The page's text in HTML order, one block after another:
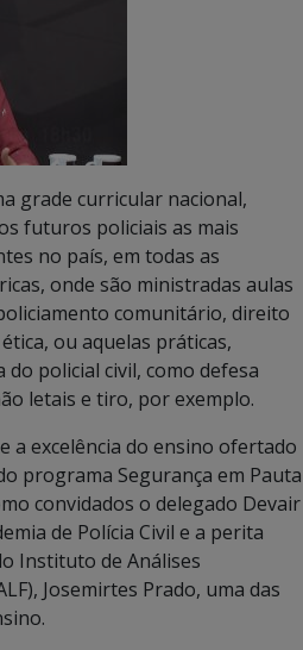
grade curricular nacional,
futuros policiais as mais
no país, em todas as
onde são ministradas aulas
comunitário, direito
ou aquelas práticas,
policial civil, como defesa
letais e tiro, por exemplo.
a excelência do ensino ofertado
programa Segurança em Pauta
convidados o delegado Devair
de Polícia Civil e a perita
Instituto de Análises
Josemirtes Prado, uma das